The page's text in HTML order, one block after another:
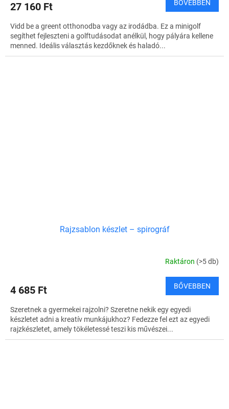
27 160 Ft BŐVEBBEN
Vidd be a greent otthonodba vagy az irodádba. Ez a minigolf
segíthet fejleszteni a golftudásodat anélkül, hogy pályára kellene
menned. Ideális választás kezdőknek és haladó...
Rajzsablon készlet – spirográf
Raktáron (>5 db)
4 685 Ft BŐVEBBEN
Szeretnek a gyermekei rajzolni? Szeretne nekik egy egyedi
készletet adni a kreatív munkájukhoz? Fedezze fel ezt az egyedi
rajzkészletet, amely tökéletessé teszi kis művészei...